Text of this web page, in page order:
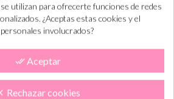
kraft o blanco roto verjurado de
decorar y personalizar todo tipo de
"Handmade DIY"
utilizan para ofrecerte funciones de redes
¿Aceptas estas cookies y el
involucrados?
done_all Aceptar
Rechazar cookies